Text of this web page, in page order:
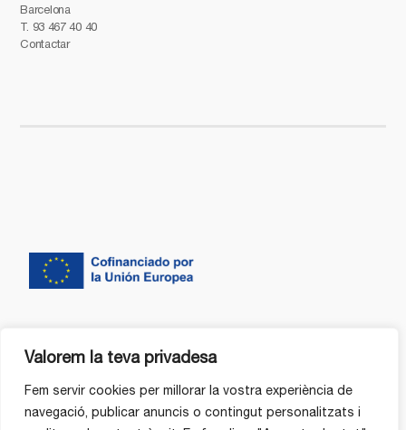
Valorem la teva privadesa
Fem servir cookies per millorar la vostra experiència de
navegació, publicar anuncis o contingut personalitzats i
Barcelona
T. 93 467 40 40
Contactar